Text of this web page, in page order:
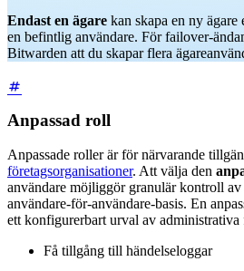
Endast en ägare kan skapa en ny
en befintlig användare. För failover-
Bitwarden att du skapar flera
Anpassad roll
Anpassade roller är för närvarande
företagsorganisationer. Att välja den
användare möjliggör granulär kontroll av
användare-för-användare-basis. En
ett konfigurerbart urval av
Få tillgång till händelseloggar